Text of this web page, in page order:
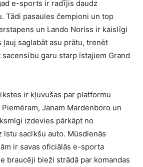
e-sports ir radījis daudz
Tādi pasaules čempioni un top
un Lando Noriss ir kaislīgi
saglabāt asu prātu, trenēt
garu starp īstajiem Grand
ir kļuvušas par platformu
Janam Mardenboro un
izdevies pārkāpt no
īstu sacīkšu auto. Mūsdienās
ir savas oficiālās e-sporta
braucēji bieži strādā par komandas